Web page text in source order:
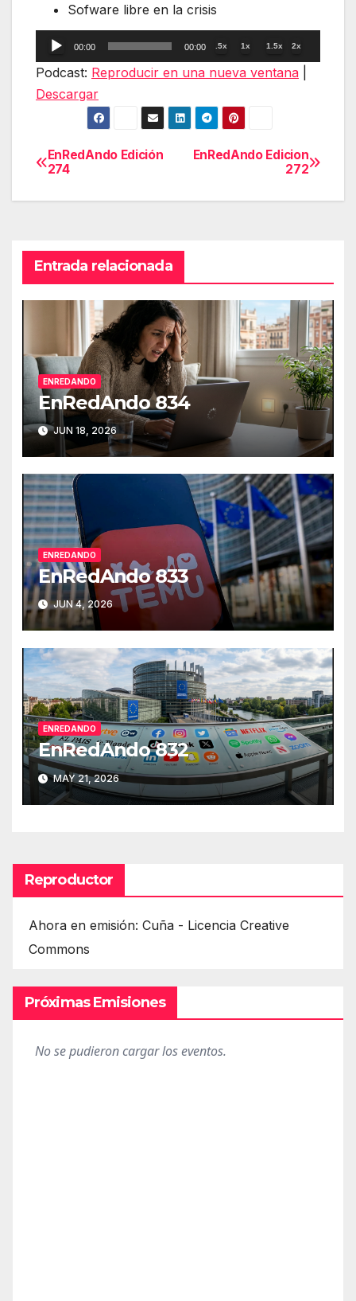
Sofware libre en la crisis
Reproductor
de
00:00 00:00 .5x 1x 1.5x 2x
Podcast: Reproducir en una nueva ventana
Descargar
Navegación
de
EnRedAndo Edicion
272
EnRedAndo Edición
274
Entrada relacionada
ENREDANDO
EnRedAndo 834
JUN 18, 2026
ENREDANDO
EnRedAndo 833
JUN 4, 2026
ENREDANDO
EnRedAndo 832
MAY 21, 2026
Reproductor
Ahora en emisión: Cuña - Licencia Creative
Commons
Próximas Emisiones